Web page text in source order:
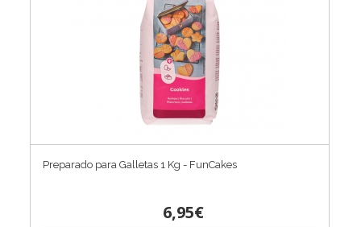
Preparado para Galletas 1 Kg - FunCakes
6,95€